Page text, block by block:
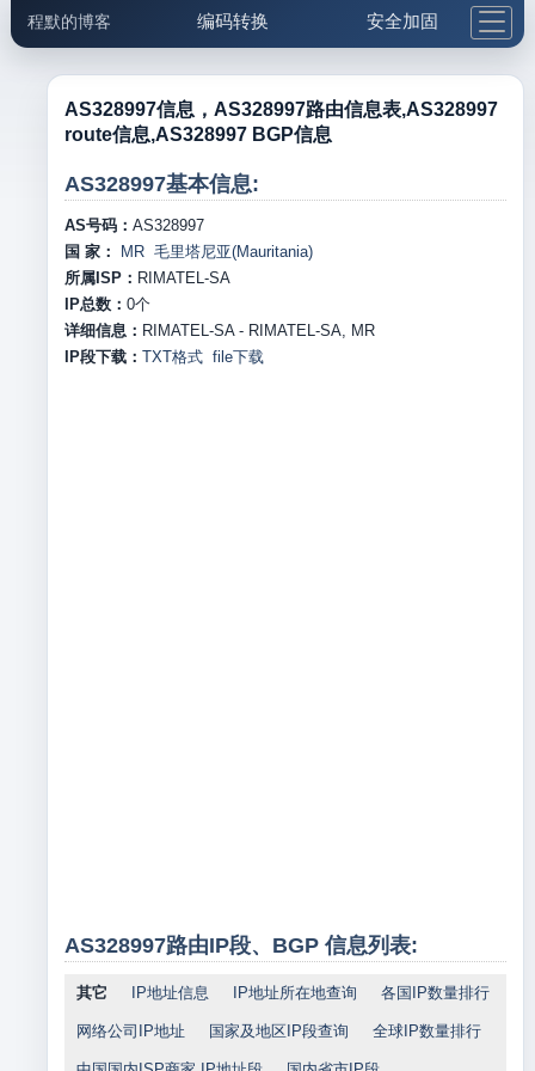
程默的博客 编码转换 安全加固
邮件工具 生活便民 更多工具
5.1支付宝大红包
AS328997信息，AS328997路由信息表,AS328997
route信息,AS328997 BGP信息
AS328997基本信息:
AS号码： AS328997
国 家：
MR 毛里塔尼亚(Mauritania)
所属ISP： RIMATEL-SA
IP总数： 0个
详细信息： RIMATEL-SA - RIMATEL-SA, MR
IP段下载： TXT格式 file下载
AS328997路由IP段、BGP 信息列表:
其它 IP地址信息 IP地址所在地查询 各国IP数量排行
网络公司IP地址 国家及地区IP段查询 全球IP数量排行